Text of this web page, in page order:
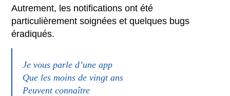
Autrement, les notifications ont été
particulièrement soignées et quelques bugs
éradiqués.
Je vous parle d’une app
Que les moins de vingt ans
Peuvent connaître